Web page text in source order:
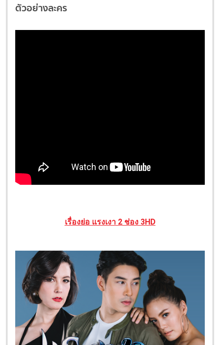
ตัวอย่างละคร
เรื่องย่อ แรงเงา 2 ช่อง 3HD